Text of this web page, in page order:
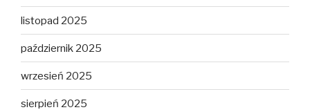
listopad 2025
październik 2025
wrzesień 2025
sierpień 2025